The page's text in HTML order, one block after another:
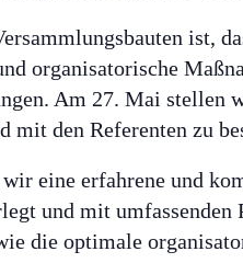
ist,
organisatorische
Am 27. Mai stellen
mit den Referenten zu
eine erfahrene und
und mit
die optimale